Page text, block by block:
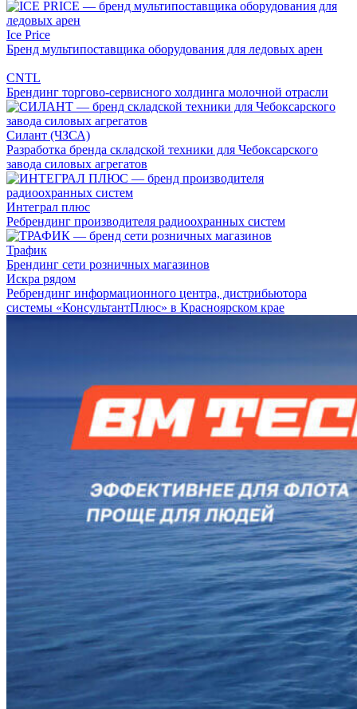
Ice Price
Бренд мультипоставщика оборудования для ледовых арен
CNTL
Брендинг торгово-сервисного холдинга молочной отрасли
Силант (ЧЗСА)
Разработка бренда складской техники для Чебоксарского
завода силовых агрегатов
Интеграл плюс
Ребрендинг производителя радиоохранных систем
Трафик
Брендинг сети розничных магазинов
Искра рядом
Ребрендинг информационного центра, дистрибьютора
системы «КонсультантПлюс» в Красноярском крае